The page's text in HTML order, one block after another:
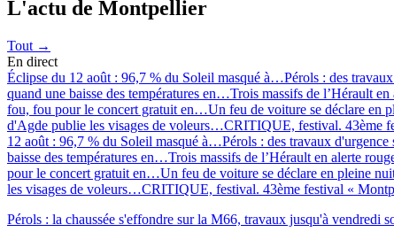
L'actu de Montpellier
Tout →
En direct
Éclipse du 12 août : 96,7 % du Soleil masqué à…Pérols : des
quand une baisse des températures en…Trois massifs de l’Hérault
fou, fou pour le concert gratuit en…Un feu de voiture se déclare en
d'Agde publie les visages de voleurs…CRITIQUE, festival. 43ème
12 août : 96,7 % du Soleil masqué à…Pérols : des travaux
baisse des températures en…Trois massifs de l’Hérault en alerte
pour le concert gratuit en…Un feu de voiture se déclare en pleine
les visages de voleurs…CRITIQUE, festival. 43ème festival «
Pérols : la chaussée s'effondre sur la M66, travaux jusqu'à vendredi